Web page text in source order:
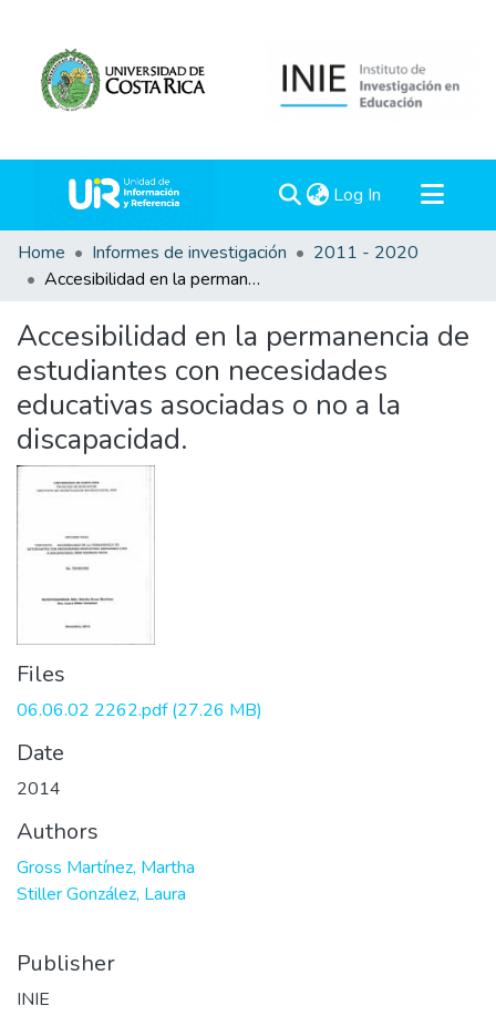
Log In (current)
Communities & Collections
All of DSpace
Statistics
Home Informes de investigación
2011 - 2020
Accesibilidad en la permanencia de estudiantes con necesidades educativas asociadas o no a la discapacidad.
Accesibilidad en la permanencia de
estudiantes con necesidades
educativas asociadas o no a la
discapacidad.
Files
06.06.02 2262.pdf(27.26 MB)
Date
2014
Authors
Gross Martínez, Martha
Stiller González, Laura
Publisher
INIE